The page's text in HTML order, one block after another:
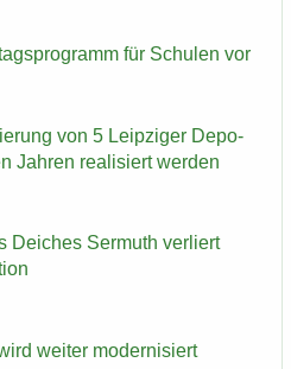
für Schu­len vor
von 5 Leip­zi­ger De­po­
Jah­ren rea­li­siert wer­den
Dei­ches Ser­muth ver­liert
wei­ter mo­der­ni­siert